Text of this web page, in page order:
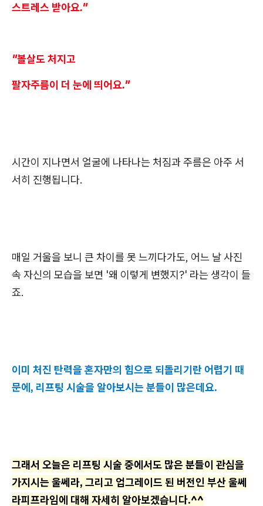
스트레스 받아요."
"볼살도 처지고
팔자주름이 더 눈에 띄어요."
시간이 지나면서 얼굴에 나타나는 처짐과 주름은 아주 서
서히 진행됩니다.
매일 거울을 보니 큰 차이를 못 느끼다가도, 어느 날 사진
속 자신의 모습을 보면 '왜 이렇게 변했지?' 라는 생각이 들
죠.
이미 처진 탄력을 혼자만의 힘으로 되돌리기란 어렵기 때
문에, 리프팅 시술을 알아보시는 분들이 많은데요.
그래서 오늘은 리프팅 시술 중에서도 많은 분들이 관심을
가지시는 울쎄라, 그리고 업그레이드 된 버전인 부산 울쎄
라피프라임에 대해 자세히 알아보겠습니다.^^